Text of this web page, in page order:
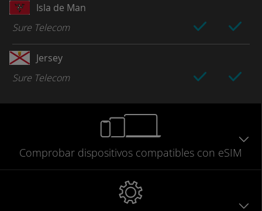
Isla de Man
Sure Telecom
Jersey
Sure Telecom
Comprobar dispositivos compatibles con eSIM